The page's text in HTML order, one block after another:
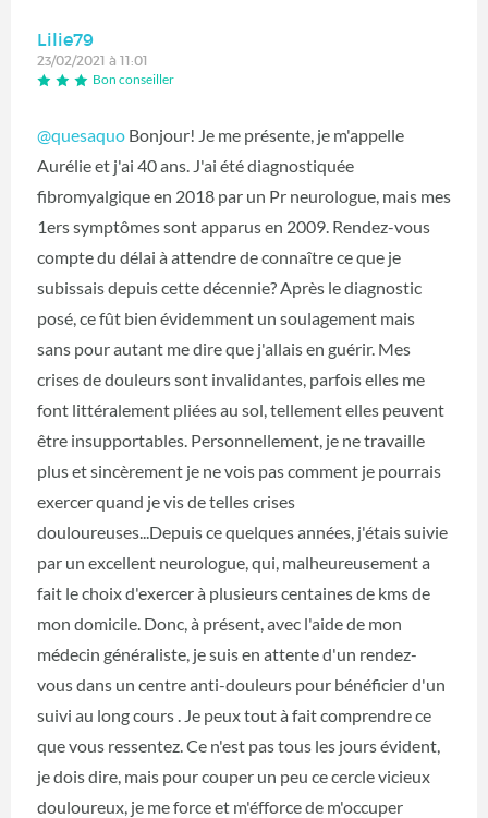
Lilie79
23/02/2021 à 11:01
Bon conseiller
@quesaquo Bonjour! Je me présente, je m'appelle
Aurélie et j'ai 40 ans. J'ai été diagnostiquée
fibromyalgique en 2018 par un Pr neurologue, mais mes
1ers symptômes sont apparus en 2009. Rendez-vous
compte du délai à attendre de connaître ce que je
subissais depuis cette décennie? Après le diagnostic
posé, ce fût bien évidemment un soulagement mais
sans pour autant me dire que j'allais en guérir. Mes
crises de douleurs sont invalidantes, parfois elles me
font littéralement pliées au sol, tellement elles peuvent
être insupportables. Personnellement, je ne travaille
plus et sincèrement je ne vois pas comment je pourrais
exercer quand je vis de telles crises
douloureuses...Depuis ce quelques années, j'étais suivie
par un excellent neurologue, qui, malheureusement a
fait le choix d'exercer à plusieurs centaines de kms de
mon domicile. Donc, à présent, avec l'aide de mon
médecin généraliste, je suis en attente d'un rendez-
vous dans un centre anti-douleurs pour bénéficier d'un
suivi au long cours . Je peux tout à fait comprendre ce
que vous ressentez. Ce n'est pas tous les jours évident,
je dois dire, mais pour couper un peu ce cercle vicieux
douloureux, je me force et m'éfforce de m'occuper